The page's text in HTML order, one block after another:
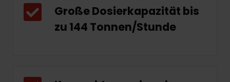
Große Dosierkapazität bis
zu 144 Tonnen/Stunde